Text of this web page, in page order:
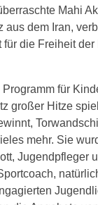
Mahi
aus dem Iran,
für die Freiheit der
für
großer Hitze
mehr. Sie
Jugendpfleger